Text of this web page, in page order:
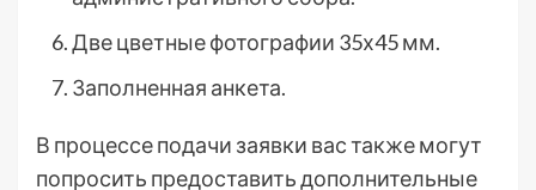
Две цветные фотографии 35х45 мм.
Заполненная анкета.
В процессе подачи заявки вас также могут
попросить предоставить дополнительные